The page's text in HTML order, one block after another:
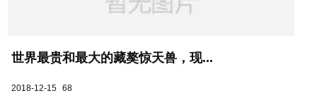
世界最贵和最大的藏獒惊天兽，现...
2018-12-15 68